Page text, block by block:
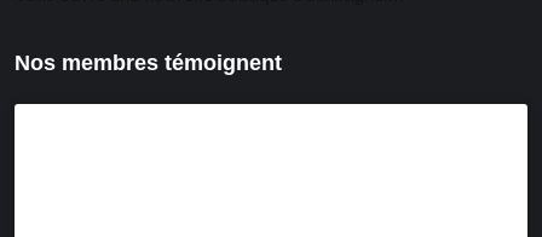
Nos membres témoignent